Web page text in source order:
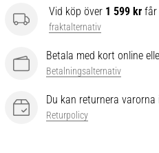
Vid köp över 1 599 kr får
fraktalternativ
Betala med kort online
Betalningsalternativ
Du kan returnera
Returpolicy